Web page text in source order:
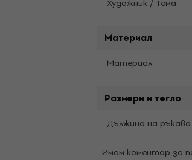
Художник / Тема
Материал
Материал
Размери и тегло
Дължина на ръкава
Имам коментар за